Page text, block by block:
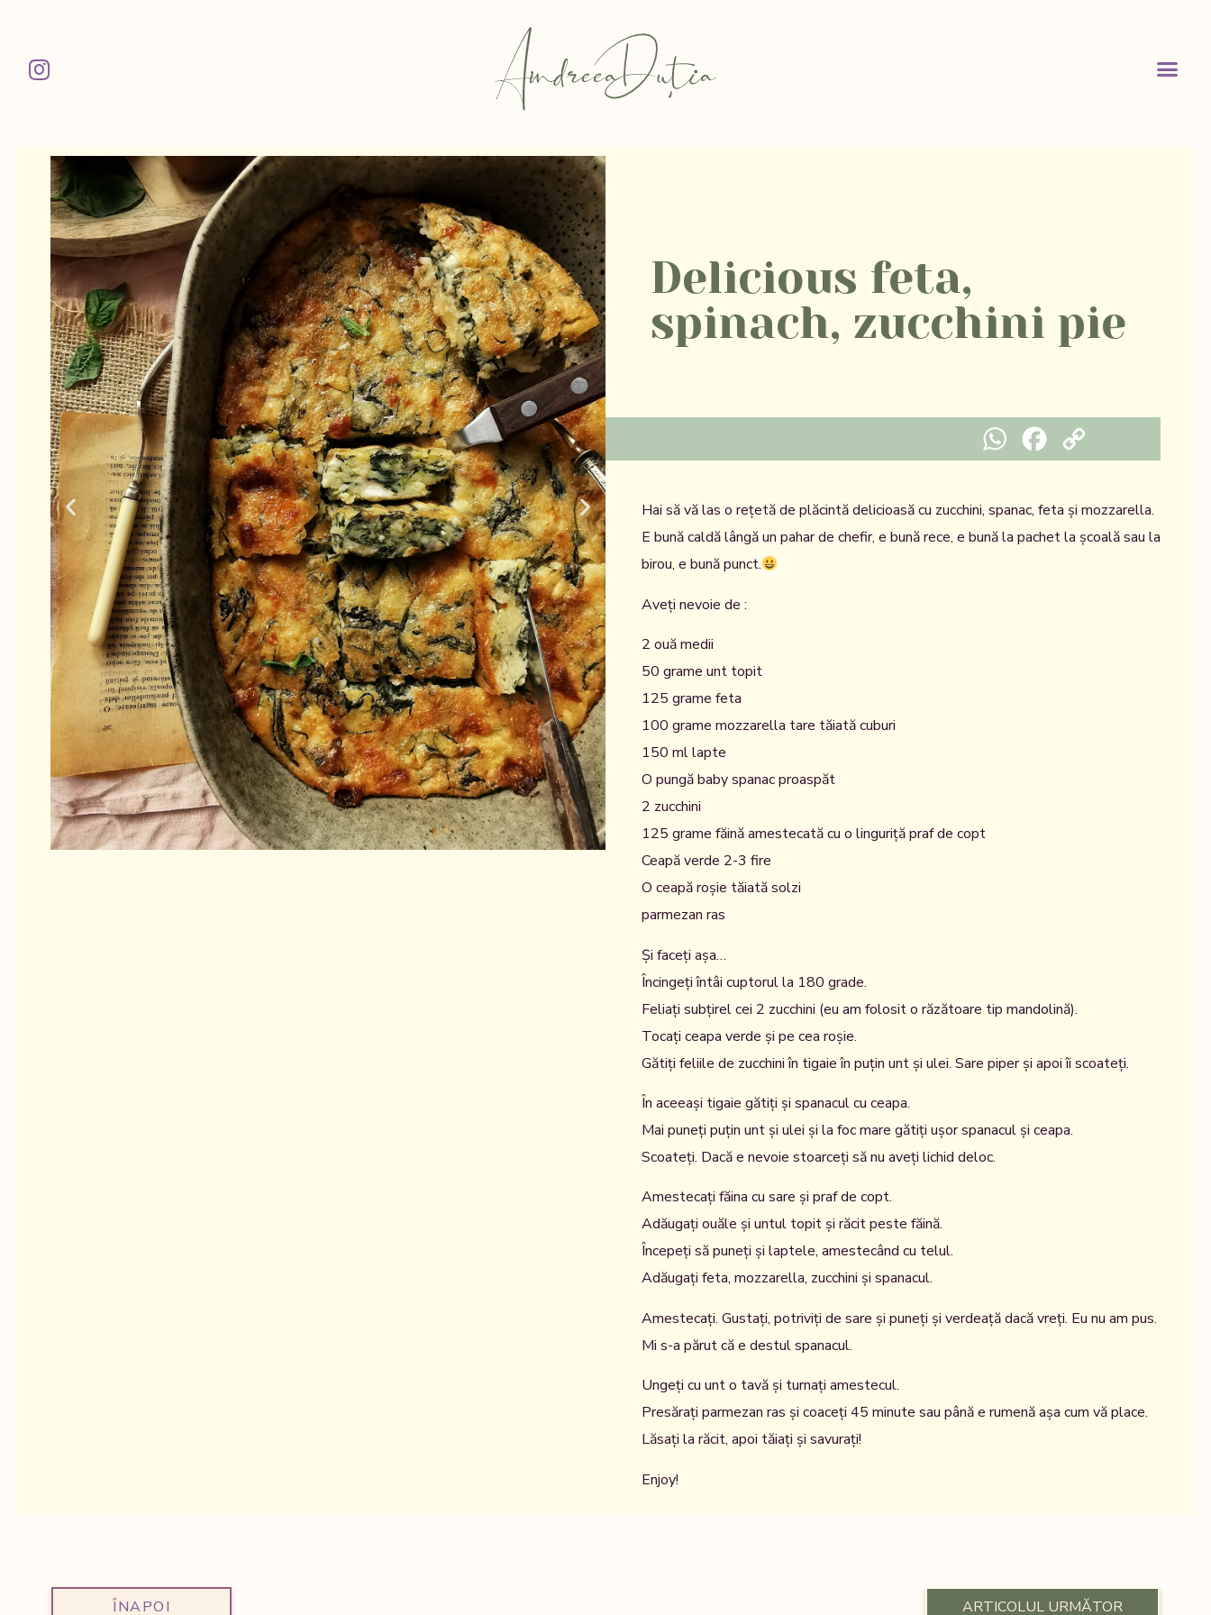
Delicious feta,
spinach, zucchini pie
WhatsAppFacebook
Copy Link
Hai să vă las o rețetă de plăcintă delicioasă cu zucchini, spanac, feta și mozzarella.
E bună caldă lângă un pahar de chefir, e bună rece, e bună la pachet la școală sau la
birou, e bună punct.
Aveți nevoie de :
2 ouă medii
50 grame unt topit
125 grame feta
100 grame mozzarella tare tăiată cuburi
150 ml lapte
O pungă baby spanac proaspăt
2 zucchini
125 grame făină amestecată cu o linguriță praf de copt
Ceapă verde 2-3 fire
O ceapă roșie tăiată solzi
parmezan ras
Și faceți așa…
Încingeți întâi cuptorul la 180 grade.
Feliați subțirel cei 2 zucchini (eu am folosit o răzătoare tip mandolină).
Tocați ceapa verde și pe cea roșie.
Gătiți feliile de zucchini în tigaie în puțin unt și ulei. Sare piper și apoi îi scoateți.
În aceeași tigaie gătiți și spanacul cu ceapa.
Mai puneți puțin unt și ulei și la foc mare gătiți ușor spanacul și ceapa.
Scoateți. Dacă e nevoie stoarceți să nu aveți lichid deloc.
Amestecați făina cu sare și praf de copt.
Adăugați ouăle și untul topit și răcit peste făină.
Începeți să puneți și laptele, amestecând cu telul.
Adăugați feta, mozzarella, zucchini și spanacul.
Amestecați. Gustați, potriviți de sare și puneți și verdeață dacă vreți. Eu nu am pus.
Mi s-a părut că e destul spanacul.
Ungeți cu unt o tavă și turnați amestecul.
Presărați parmezan ras și coaceți 45 minute sau până e rumenă așa cum vă place.
Lăsați la răcit, apoi tăiați și savurați!
Enjoy!
ÎNAPOI ARTICOLUL URMĂTOR